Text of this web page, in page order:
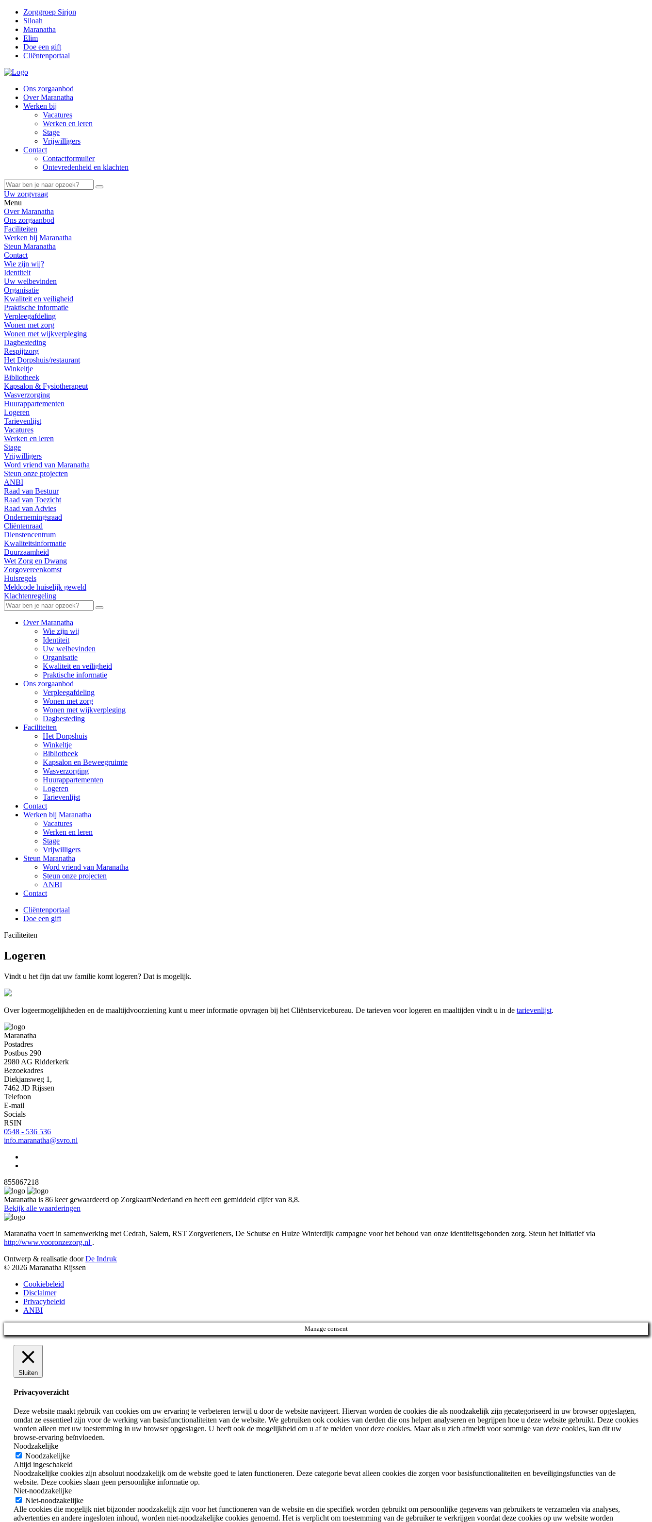
Zorggroep Sirjon
Siloah
Maranatha
Elim
Doe een gift
Cliëntenportaal
Ons zorgaanbod
Over Maranatha
Werken bij
Vacatures
Werken en leren
Stage
Vrijwilligers
Contact
Contactformulier
Ontevredenheid en klachten
Uw zorgvraag
Menu
Over Maranatha
Ons zorgaanbod
Faciliteiten
Werken bij Maranatha
Steun Maranatha
Contact
Wie zijn wij?
Identiteit
Uw welbevinden
Organisatie
Kwaliteit en veiligheid
Praktische informatie
Verpleegafdeling
Wonen met zorg
Wonen met wijkverpleging
Dagbesteding
Respijtzorg
Het Dorpshuis/restaurant
Winkeltje
Bibliotheek
Kapsalon & Fysiotherapeut
Wasverzorging
Huurappartementen
Logeren
Tarievenlijst
Vacatures
Werken en leren
Stage
Vrijwilligers
Word vriend van Maranatha
Steun onze projecten
ANBI
Raad van Bestuur
Raad van Toezicht
Raad van Advies
Ondernemingsraad
Cliëntenraad
Dienstencentrum
Kwaliteitsinformatie
Duurzaamheid
Wet Zorg en Dwang
Zorgovereenkomst
Huisregels
Meldcode huiselijk geweld
Klachtenregeling
Over Maranatha
Wie zijn wij
Identiteit
Uw welbevinden
Organisatie
Kwaliteit en veiligheid
Praktische informatie
Ons zorgaanbod
Verpleegafdeling
Wonen met zorg
Wonen met wijkverpleging
Dagbesteding
Faciliteiten
Het Dorpshuis
Winkeltje
Bibliotheek
Kapsalon en Beweegruimte
Wasverzorging
Huurappartementen
Logeren
Tarievenlijst
Contact
Werken bij Maranatha
Vacatures
Werken en leren
Stage
Vrijwilligers
Steun Maranatha
Word vriend van Maranatha
Steun onze projecten
ANBI
Contact
Cliëntenportaal
Doe een gift
Faciliteiten
Logeren
Vindt u het fijn dat uw familie komt logeren? Dat is mogelijk.
Over logeermogelijkheden en de maaltijdvoorziening kunt u meer informatie opvragen bij het Cliëntservicebureau. De tarieven voor logeren en maaltijden vindt u in de tarievenlijst.
Maranatha
Postadres
Postbus 290
2980 AG Ridderkerk
Bezoekadres
Diekjansweg 1,
7462 JD Rijssen
Telefoon
E-mail
Socials
RSIN
0548 - 536 536
info.maranatha@svro.nl
855867218
Maranatha is 86 keer gewaardeerd op ZorgkaartNederland en heeft een gemiddeld cijfer van 8,8.
Bekijk alle waarderingen
Maranatha voert in samenwerking met Cedrah, Salem, RST Zorgverleners, De Schutse en Huize Winterdijk campagne voor het behoud van onze identiteitsgebonden zorg. Steun het initiatief via
http://www.vooronzezorg.nl .
Ontwerp & realisatie doorDe Indruk
© 2026 Maranatha Rijssen
Cookiebeleid
Disclaimer
Privacybeleid
ANBI
Manage consent
Sluiten
Privacyoverzicht
Deze website maakt gebruik van cookies om uw ervaring te verbeteren terwijl u door de website navigeert. Hiervan worden de cookies die als noodzakelijk zijn gecategoriseerd in uw browser opgeslagen,
omdat ze essentieel zijn voor de werking van basisfunctionaliteiten van de website. We gebruiken ook cookies van derden die ons helpen analyseren en begrijpen hoe u deze website gebruikt. Deze cookies
worden alleen met uw toestemming in uw browser opgeslagen. U heeft ook de mogelijkheid om u af te melden voor deze cookies. Maar als u zich afmeldt voor sommige van deze cookies, kan dit uw
browse-ervaring beïnvloeden.
Noodzakelijke
Noodzakelijke
Altijd ingeschakeld
Noodzakelijke cookies zijn absoluut noodzakelijk om de website goed te laten functioneren. Deze categorie bevat alleen cookies die zorgen voor basisfunctionaliteiten en beveiligingsfuncties van de
website. Deze cookies slaan geen persoonlijke informatie op.
Niet-noodzakelijke
Niet-noodzakelijke
Alle cookies die mogelijk niet bijzonder noodzakelijk zijn voor het functioneren van de website en die specifiek worden gebruikt om persoonlijke gegevens van gebruikers te verzamelen via analyses,
advertenties en andere ingesloten inhoud, worden niet-noodzakelijke cookies genoemd. Het is verplicht om toestemming van de gebruiker te verkrijgen voordat deze cookies op uw website worden